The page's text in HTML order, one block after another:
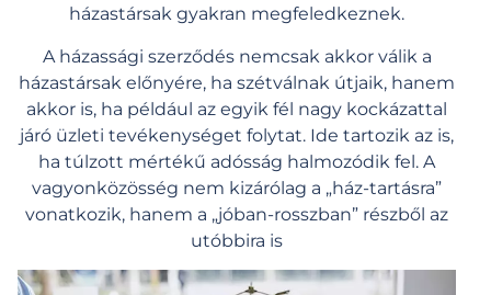
házastársak gyakran megfeledkeznek.
A házassági szerződés nemcsak akkor válik a
házastársak előnyére, ha szétválnak útjaik, hanem
akkor is, ha például az egyik fél nagy kockázattal
járó üzleti tevékenységet folytat. Ide tartozik az is,
ha túlzott mértékű adósság halmozódik fel. A
vagyonközösség nem kizárólag a „ház-tartásra”
vonatkozik, hanem a „jóban-rosszban” részből az
utóbbira is